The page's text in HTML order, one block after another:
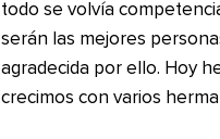
todo se volvía
serán las mejores
agradecida por ello. Hoy
crecimos con varios